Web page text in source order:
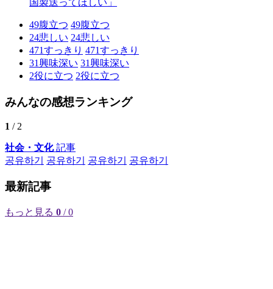
49腹立つ 49腹立つ
24悲しい 24悲しい
471すっきり 471すっきり
31興味深い 31興味深い
2役に立つ 2役に立つ
みんなの感想ランキング
1 / 2
社会・文化記事
공유하기
공유하기 공유하기 공유하기
最新記事
もっと見る 0 / 0